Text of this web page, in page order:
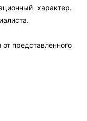
характер.
представленного